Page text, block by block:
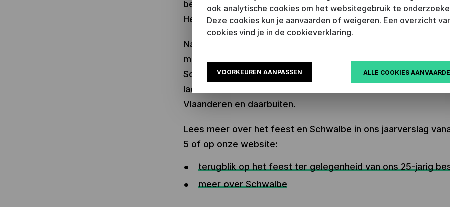
bevlogen speeches van Caroline Gennez, Luc Devoldere en
Hermans.
Naar aanleiding van het 25-jarig bestaan van Literatuur
maakten we ook een unieke publicatie over boeken en
Schwalbe bericht 180 pagina’s lang op een open,
laconieke manier over wat er reilt en zeilt in de wereld van
Vlaanderen en daarbuiten.
Lees meer over het feest en Schwalbe in ons jaarverslag
5 of op onze website:
terugblik op het feest ter gelegenheid van ons 25-jarig
meer over Schwalbe
ook analytische cookies om het websitegebruik te
Deze cookies kun je aanvaarden of weigeren. Een overzicht
cookies vind je in de cookieverklaring.
VOORKEUREN AANPASSEN ALLE COOKIES